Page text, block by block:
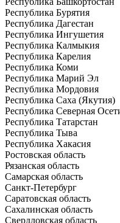
Республика Бурятия
Республика Дагестан
Республика Ингушетия
Республика Калмыкия
Республика Карелия
Республика Коми
Республика Марий Эл
Республика Мордовия
Республика Саха (Якутия)
Республика Северная
Республика Татарстан
Республика Тыва
Республика Хакасия
Ростовская область
Рязанская область
Самарская область
Санкт-Петербург
Саратовская область
Сахалинская область
Свердловская область